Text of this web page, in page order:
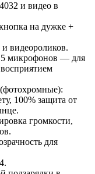
и видео в
на дужке +
видеороликов.
микрофонов — для
100% защита от
громкости,
для